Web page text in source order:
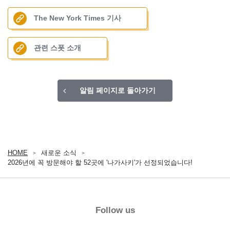
The New York Times 기사
관련 스폿 소개
알림 페이지로 돌아가기
HOME
새로운 소식
2026년에 꼭 방문해야 할 52곳에 '나가사키'가 선정되었습니다!
Follow us